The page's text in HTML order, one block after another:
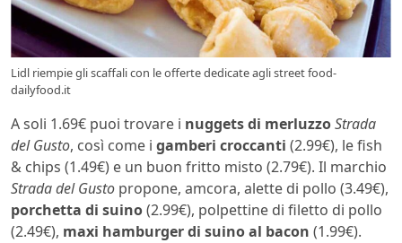
Lidl riempie gli scaffali con le offerte dedicate agli street food-
dailyfood.it
A soli 1.69€ puoi trovare i nuggets di merluzzoStrada
del Gusto, così come i gamberi croccanti (2.99€), le fish
& chips (1.49€) e un buon fritto misto (2.79€). Il marchio
Strada del Gusto propone, amcora, alette di pollo (3.49€),
porchetta di suino(2.99€), polpettine di filetto di pollo
(2.49€), maxi hamburger di suino al bacon (1.99€).